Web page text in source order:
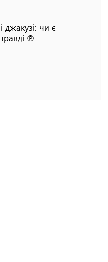
джакузі: чи є
℗